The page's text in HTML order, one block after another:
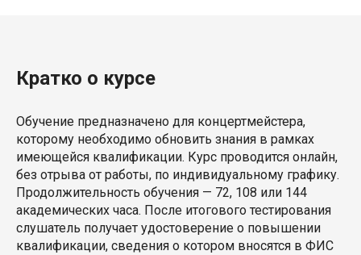
Кратко о курсе
Обучение предназначено для концертмейстера,
которому необходимо обновить знания в рамках
имеющейся квалификации. Курс проводится онлайн,
без отрыва от работы, по индивидуальному графику.
Продолжительность обучения — 72, 108 или 144
академических часа. После итогового тестирования
слушатель получает удостоверение о повышении
квалификации, сведения о котором вносятся в ФИС